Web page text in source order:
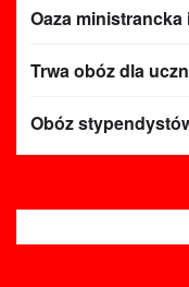
Oaza
Trwa obóz dla
Obóz